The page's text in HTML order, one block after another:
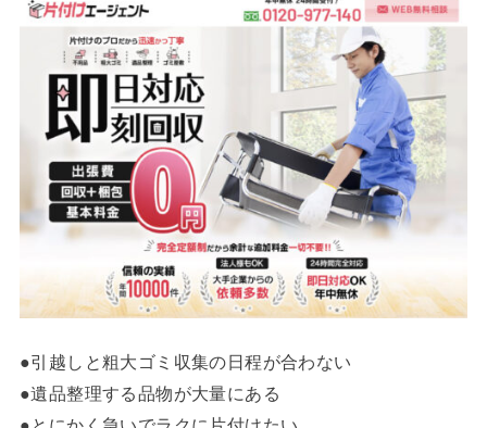
●引越しと粗大ゴミ収集の日程が合わない
●遺品整理する品物が大量にある